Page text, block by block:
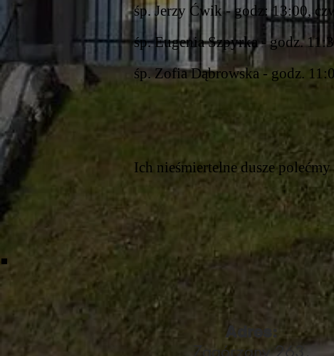
śp. Jerzy Ćwik - godz: 13:00,
śp. Eugenia Szpyrka - godz.
śp. Zofia Dąbrowska - godz.
Ich nieśmiertelne dusze
Adres:
Zagórzany 263,